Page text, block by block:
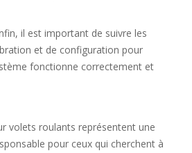
il est important de suivre les
et de configuration pour
fonctionne correctement et
volets roulants représentent une
pour ceux qui cherchent à